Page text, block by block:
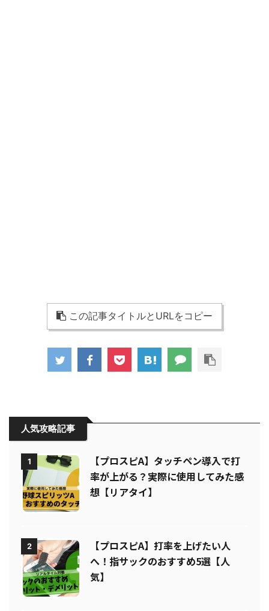
この記事タイトルとURLをコピー
人気攻略記事
1
【プロスピA】タッチペン導入で打
率が上がる？実際に使用してみた感
想【リアタイ】
2
【プロスピA】打率を上げたい人
へ！指サックのおすすめ5選【人
気】